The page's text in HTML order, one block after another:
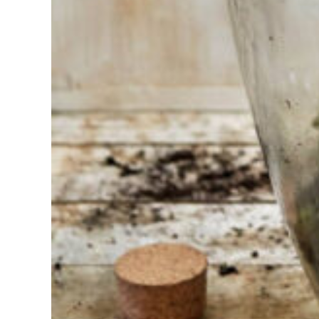
Auswahl?
Werkzeug für Ihren Job
Bei Sneeboer sind
wir immer bereit,
anderen zu helfen.
Zögern Sie nicht,
anzurufen oder eine
E-Mail zu senden,
wenn Sie eine Frage
haben. Dann werden